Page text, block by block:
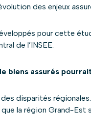
des enjeux
pour cette
de l’INSEE.
biens assurés
disparités
la région Grand-